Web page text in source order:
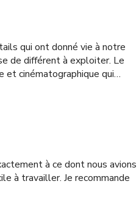
qui ont donné vie à notre
de différent à exploiter. Le
et cinématographique qui
un véritable joyau pour la
début à la fin. Je reviendrais
à ce dont nous avions
à travailler. Je recommande